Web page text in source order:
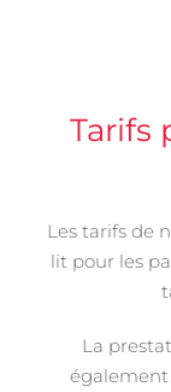
Tarifs
Les tarifs de
lit pour les
La